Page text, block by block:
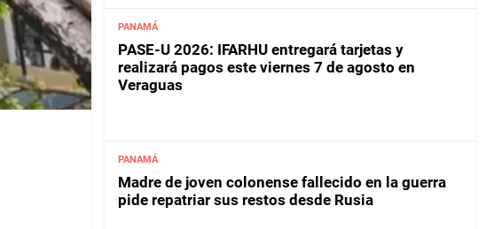
PANAMÁ
PASE-U 2026: IFARHU entregará tarjetas y
realizará pagos este viernes 7 de agosto en
Veraguas
PANAMÁ
Madre de joven colonense fallecido en la guerra
pide repatriar sus restos desde Rusia